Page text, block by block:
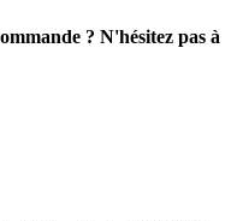
? N'hésitez pas à